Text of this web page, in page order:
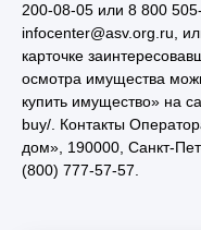
200-08-05 или 8 800
infocenter@asv.org.ru,
карточке
осмотра имущества
купить имущество» на
buy/. Контакты
дом», 190000, Санкт-
(800) 777-57-57.